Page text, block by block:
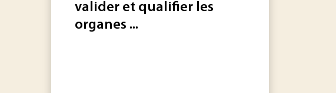
valider et qualifier les
organes ...